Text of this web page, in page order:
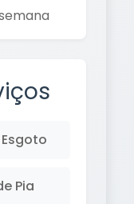
Pia